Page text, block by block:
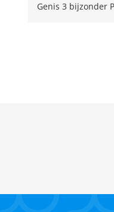
Genis 3 bijzonder